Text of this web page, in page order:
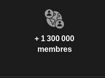
+ 1 300 000
membres